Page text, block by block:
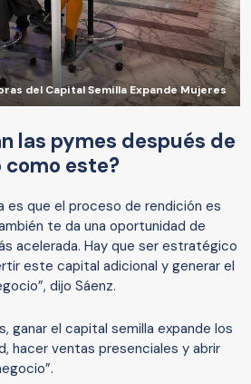
del Capital Semilla Expande Mujeres
las pymes después de
como este?
es que el proceso de rendición es
te da una oportunidad de
acelerada. Hay que ser estratégico
este capital adicional y generar el
dijo Sáenz.
ganar el capital semilla expande los
hacer ventas presenciales y abrir